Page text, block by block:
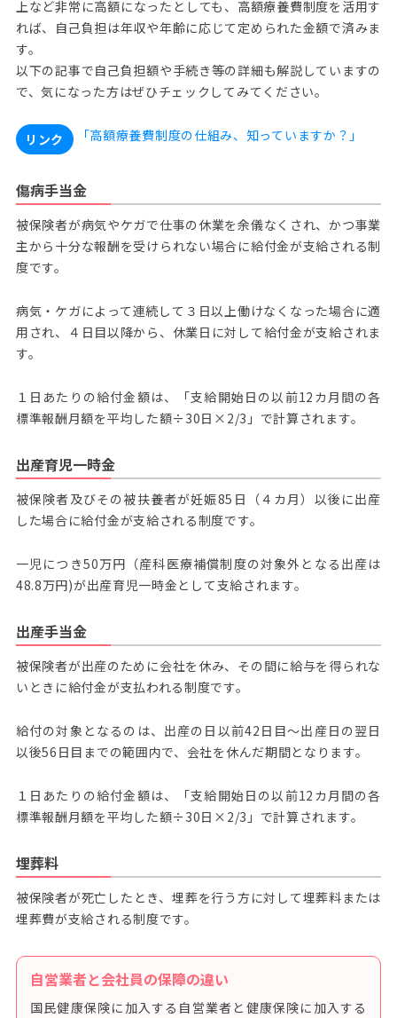
上など非常に高額になったとしても、高額療養費制度を活用す
れば、自己負担は年収や年齢に応じて定められた金額で済みま
す。
以下の記事で自己負担額や手続き等の詳細も解説していますの
で、気になった方はぜひチェックしてみてください。
リンク 「高額療養費制度の仕組み、知っていますか？」
傷病手当金
被保険者が病気やケガで仕事の休業を余儀なくされ、かつ事業
主から十分な報酬を受けられない場合に給付金が支給される制
度です。
病気・ケガによって連続して３日以上働けなくなった場合に適
用され、４日目以降から、休業日に対して給付金が支給されま
す。
１日あたりの給付金額は、「支給開始日の以前12カ月間の各
標準報酬月額を平均した額÷30日×2/3」で計算されます。
出産育児一時金
被保険者及びその被扶養者が妊娠85日（４カ月）以後に出産
した場合に給付金が支給される制度です。
一児につき50万円（産科医療補償制度の対象外となる出産は
48.8万円)が出産育児一時金として支給されます。
出産手当金
被保険者が出産のために会社を休み、その間に給与を得られな
いときに給付金が支払われる制度です。
給付の対象となるのは、出産の日以前42日目～出産日の翌日
以後56日目までの範囲内で、会社を休んだ期間となります。
１日あたりの給付金額は、「支給開始日の以前12カ月間の各
標準報酬月額を平均した額÷30日×2/3」で計算されます。
埋葬料
被保険者が死亡したとき、埋葬を行う方に対して埋葬料または
埋葬費が支給される制度です。
自営業者と会社員の保障の違い
国民健康保険に加入する自営業者と健康保険に加入する